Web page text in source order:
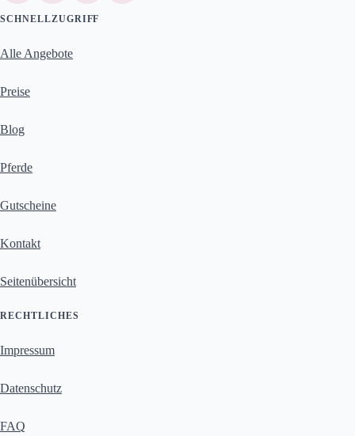
SCHNELLZUGRIFF
Alle Angebote
Preise
Blog
Pferde
Gutscheine
Kontakt
Seitenübersicht
RECHTLICHES
Impressum
Datenschutz
FAQ